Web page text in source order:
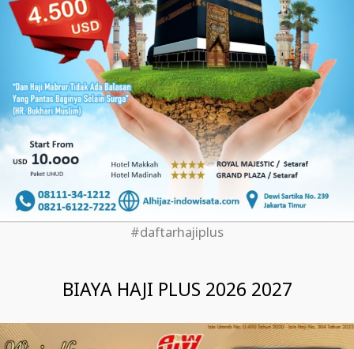
#daftarhajiplus
BIAYA HAJI PLUS 2026 2027